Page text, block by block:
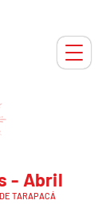
- Abril
TARAPACÁ